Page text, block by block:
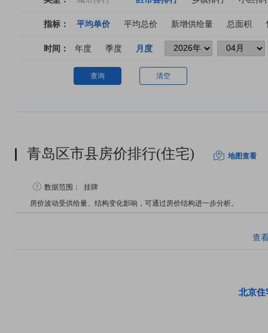
指标： 平均单价 平均总价 新增供给量 总面积
时间： 年度 季度 月度
查询 清空
青岛区市县房价排行(住宅) 地图查看
数据范围：
挂牌
房价波动受供给量、结构变化影响，可通过房价结构进一步分析。
查
北京住